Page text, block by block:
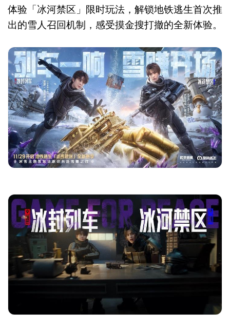
体验「冰河禁区」限时玩法，解锁地铁逃生首次推
出的雪人召回机制，感受摸金搜打撤的全新体验。